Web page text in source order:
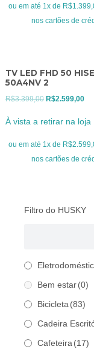
era:
R$1.899,00.
é:
ou em até 1x de
nos cartões de
TV LED FHD 50
50A4NV 2
R$3.399,00 O
era:
R$3.399,00.
R$2.599,00O
é:
À vista a retirar na loja
ou em até 1x de
nos cartões de
Filtro do HUSKY
Bem estar (0)
Bicicleta (83)
Cadeira
Cafeteira (17)